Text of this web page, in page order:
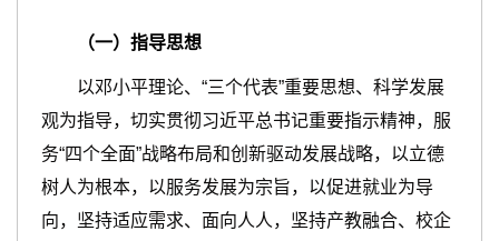
（一）指导思想
以邓小平理论、“三个代表”重要思想、科学发展
观为指导，切实贯彻习近平总书记重要指示精神，服
务“四个全面”战略布局和创新驱动发展战略，以立德
树人为根本，以服务发展为宗旨，以促进就业为导
向，坚持适应需求、面向人人，坚持产教融合、校企